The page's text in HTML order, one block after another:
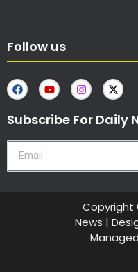
Follow us
Subscribe For Daily
Copyright
News |